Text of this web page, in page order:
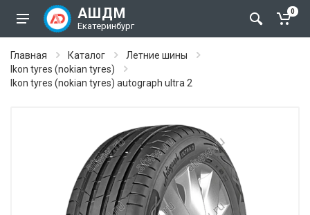
АШДМ
Екатеринбург
0
Главная Каталог
Летние шины
Ikon tyres (nokian tyres)
Ikon tyres (nokian tyres) autograph ultra 2